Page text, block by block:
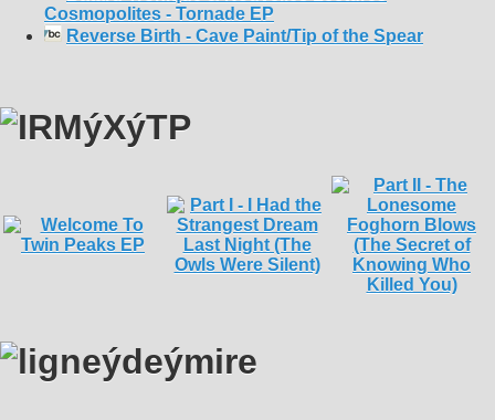
Cosmopolites - Tornade EP
Reverse Birth - Cave Paint/Tip of the Spear